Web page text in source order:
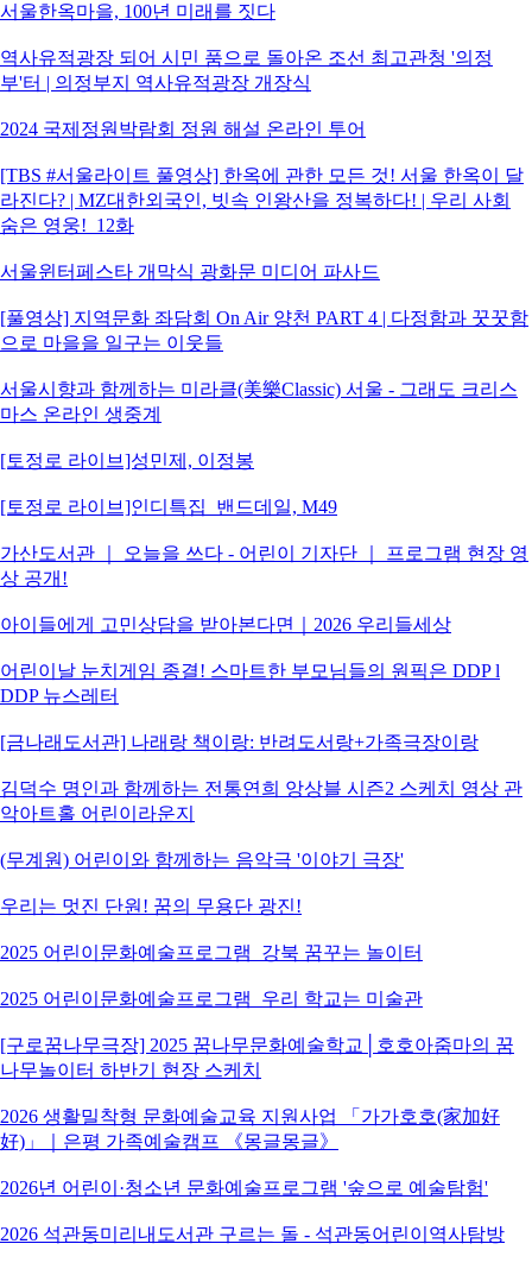
서울한옥마을, 100년 미래를 짓다
역사유적광장 되어 시민 품으로 돌아온 조선 최고관청 '의정
부'터 | 의정부지 역사유적광장 개장식
2024 국제정원박람회 정원 해설 온라인 투어
[TBS #서울라이트 풀영상] 한옥에 관한 모든 것! 서울 한옥이 달
라진다? | MZ대한외국인, 빗속 인왕산을 정복하다! | 우리 사회
숨은 영웅!_12화
서울윈터페스타 개막식 광화문 미디어 파사드
[풀영상] 지역문화 좌담회 On Air 양천 PART 4 | 다정함과 꿋꿋함
으로 마을을 일구는 이웃들
서울시향과 함께하는 미라클(美樂Classic) 서울 - 그래도 크리스
마스 온라인 생중계
[토정로 라이브]성민제, 이정봉
[토정로 라이브]인디특집_밴드데일, M49
가산도서관 ｜ 오늘을 쓰다 - 어린이 기자단 ｜ 프로그램 현장 영
상 공개!
아이들에게 고민상담을 받아본다면｜2026 우리들세상
어린이날 눈치게임 종결! 스마트한 부모님들의 원픽은 DDP l
DDP 뉴스레터
[금나래도서관] 나래랑 책이랑: 반려도서랑+가족극장이랑
김덕수 명인과 함께하는 전통연희 앙상블 시즌2 스케치 영상 관
악아트홀 어린이라운지
(무계원) 어린이와 함께하는 음악극 '이야기 극장'
우리는 멋진 단원! 꿈의 무용단 광진!
2025 어린이문화예술프로그램_강북 꿈꾸는 놀이터
2025 어린이문화예술프로그램_우리 학교는 미술관
[구로꿈나무극장] 2025 꿈나무문화예술학교│호호아줌마의 꿈
나무놀이터 하반기 현장 스케치
2026 생활밀착형 문화예술교육 지원사업 「가가호호(家加好
好)」｜은평 가족예술캠프 《몽글몽글》
2026년 어린이·청소년 문화예술프로그램 '숲으로 예술탐험'
2026 석관동미리내도서관 구르는 돌 - 석관동어린이역사탐방